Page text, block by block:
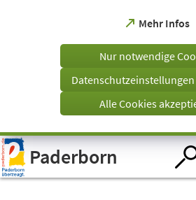
Visuelle
Assistenzsoftware
öffnen.
Mehr Infos
(Öffnet
einem
Tab)
Nur notwendige
Alle Cookies
Paderborn